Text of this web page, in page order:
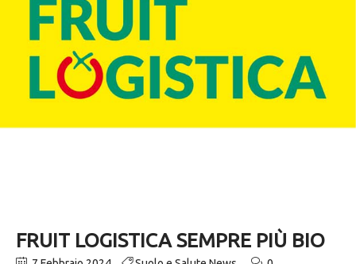
FRUIT LOGISTICA SEMPRE PIÙ BIO